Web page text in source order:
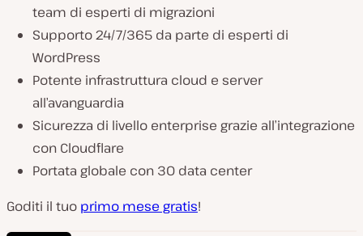
team di esperti di migrazioni
Supporto 24/7/365 da parte di esperti di
WordPress
Potente infrastruttura cloud e server
all’avanguardia
Sicurezza di livello enterprise grazie all’integrazione
con Cloudflare
Portata globale con 30 data center
Goditi il tuo primo mese gratis!